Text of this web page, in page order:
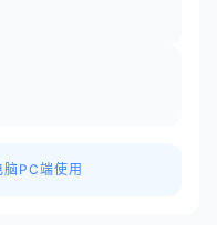
PC端使用